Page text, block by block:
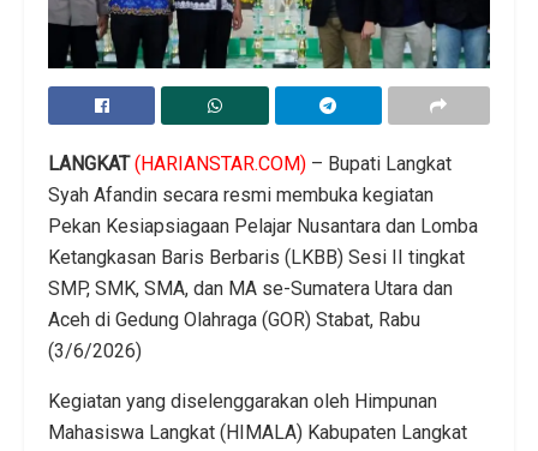
LANGKAT(HARIANSTAR.COM) – Bupati Langkat
Syah Afandin secara resmi membuka kegiatan
Pekan Kesiapsiagaan Pelajar Nusantara dan Lomba
Ketangkasan Baris Berbaris (LKBB) Sesi II tingkat
SMP, SMK, SMA, dan MA se-Sumatera Utara dan
Aceh di Gedung Olahraga (GOR) Stabat, Rabu
(3/6/2026)
Kegiatan yang diselenggarakan oleh Himpunan
Mahasiswa Langkat (HIMALA) Kabupaten Langkat